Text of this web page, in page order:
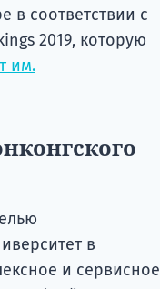
в соответствии с
2019, которую
им.
в
и сервисное